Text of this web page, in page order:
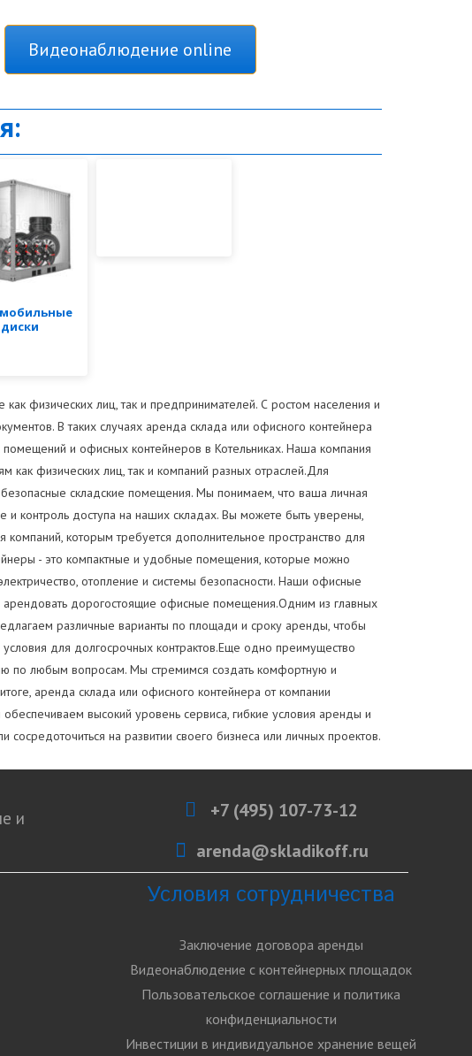
Видеонаблюдение online
диски
физических лиц, так и предпринимателей. С ростом населения и
В таких случаях аренда склада или офисного контейнера
и офисных контейнеров в Котельниках. Наша компания
как физических лиц, так и компаний разных отраслей.Для
складские помещения. Мы понимаем, что ваша личная
контроль доступа на наших складах. Вы можете быть уверены,
которым требуется дополнительное пространство для
- это компактные и удобные помещения, которые можно
отопление и системы безопасности. Наши офисные
дорогостоящие офисные помещения.Одним из главных
различные варианты по площади и сроку аренды, чтобы
для долгосрочных контрактов.Еще одно преимущество
по любым вопросам. Мы стремимся создать комфортную и
аренда склада или офисного контейнера от компании
высокий уровень сервиса, гибкие условия аренды и
на развитии своего бизнеса или личных проектов.
и
+7 (495) 107-73-12
arenda@skladikoff.ru
Условия сотрудничества
Заключение договора аренды
Видеонаблюдение с контейнерных площадок
Пользовательское соглашение и политика
конфиденциальности
Инвестиции в индивидуальное хранение вещей